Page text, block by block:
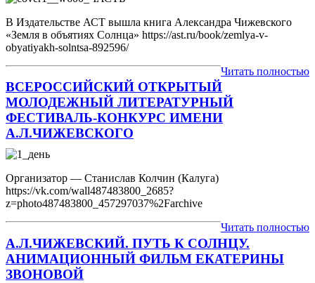
В Издательстве АСТ вышла книга Александра Чижевского
«Земля в объятиях Солнца» https://ast.ru/book/zemlya-v-
obyatiyakh-solntsa-892596/
Читать полностью
ВСЕРОССИЙСКИЙ ОТКРЫТЫЙ
МОЛОДЕЖНЫЙ ЛИТЕРАТУРНЫЙ
ФЕСТИВАЛЬ-КОНКУРС ИМЕНИ
А.Л.ЧИЖЕВСКОГО
Организатор — Станислав Колчин (Калуга)
https://vk.com/wall487483800_2685?
z=photo487483800_457297037%2Farchive
Читать полностью
А.Л.ЧИЖЕВСКИЙ. ПУТЬ К СОЛНЦУ.
АНИМАЦИОННЫЙ ФИЛЬМ ЕКАТЕРИНЫ
ЗВОНОВОЙ